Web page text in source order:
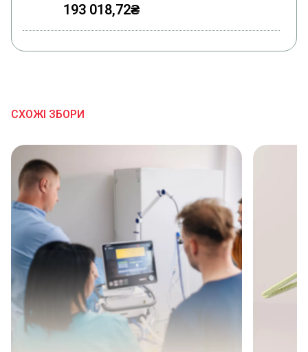
193 018,72₴
ЕКО МАРКЕТ
02.12.2024 16:21
240 013,41₴
ЕКО МАРКЕТ
29.11.2024 12:53
89 986,59₴
СХОЖІ ЗБОРИ